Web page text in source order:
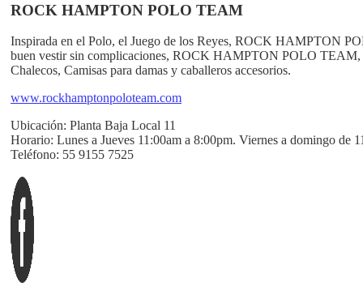
ROCK HAMPTON POLO TEAM
Inspirada en el Polo, el Juego de los Reyes, ROCK HAMPTON
buen vestir sin complicaciones, ROCK HAMPTON POLO TEAM,
Chalecos, Camisas para damas y caballeros accesorios.
www.rockhamptonpoloteam.com
Ubicación: Planta Baja Local 11
Horario: Lunes a Jueves 11:00am a 8:00pm. Viernes a domingo de
Teléfono: 55 9155 7525